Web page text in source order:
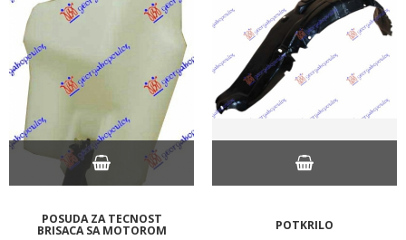
POSUDA ZA TECNOST
BRISACA SA MOTOROM POTKRILO